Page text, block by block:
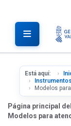
Está aquí:
Modelos
Página principal
Modelos para